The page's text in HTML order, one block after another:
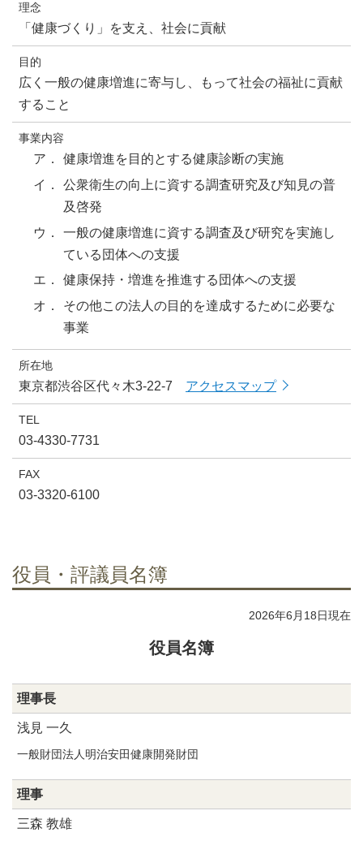
理念
「健康づくり」を支え、社会に貢献
目的
広く一般の健康増進に寄与し、もって社会の福祉に貢献
すること
事業内容
ア．
健康増進を目的とする健康診断の実施
イ．
公衆衛生の向上に資する調査研究及び知見の普
及啓発
ウ．
一般の健康増進に資する調査及び研究を実施し
ている団体への支援
エ．
健康保持・増進を推進する団体への支援
オ．
その他この法人の目的を達成するために必要な
事業
所在地
東京都渋谷区代々木3-22-7 アクセスマップ
TEL
03-4330-7731
FAX
03-3320-6100
役員・評議員名簿
2026年6月18日現在
役員名簿
理事長
浅見 一久
一般財団法人明治安田健康開発財団
理事
三森 教雄